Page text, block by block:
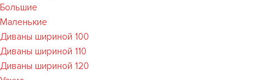
Большие
Маленькие
Диваны шириной 100
Диваны шириной 110
Диваны шириной 120